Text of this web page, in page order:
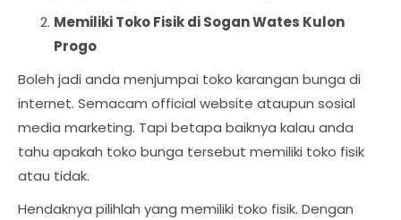
Memiliki Toko Fisik di Sogan Wates Kulon
Progo
Boleh jadi anda menjumpai toko karangan bunga di
internet. Semacam official website ataupun sosial
media marketing. Tapi betapa baiknya kalau anda
tahu apakah toko bunga tersebut memiliki toko fisik
atau tidak.
Hendaknya pilihlah yang memiliki toko fisik. Dengan